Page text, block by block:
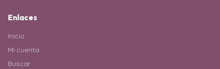
Enlaces
Inicio
Mi cuenta
Buscar